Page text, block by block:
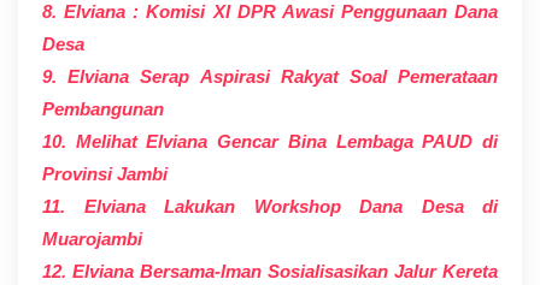
8. Elviana : Komisi XI DPR Awasi Penggunaan Dana
Desa
9. Elviana Serap Aspirasi Rakyat Soal Pemerataan
Pembangunan
10. Melihat Elviana Gencar Bina Lembaga PAUD di
Provinsi Jambi
11. Elviana Lakukan Workshop Dana Desa di
Muarojambi
12. Elviana Bersama-lman Sosialisasikan Jalur Kereta